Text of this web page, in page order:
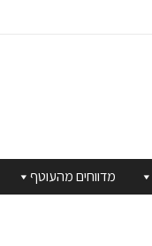
מדווחים מהעוטף